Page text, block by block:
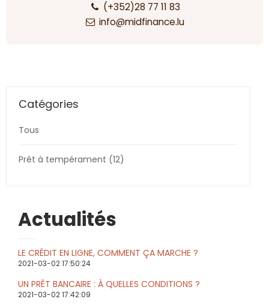
(+352)28 77 11 83
info@midfinance.lu
Catégories
Tous
Prêt à tempérament (12)
Actualités
LE CRÉDIT EN LIGNE, COMMENT ÇA MARCHE ?
2021-03-02 17:50:24
UN PRÊT BANCAIRE : À QUELLES CONDITIONS ?
2021-03-02 17:42:09